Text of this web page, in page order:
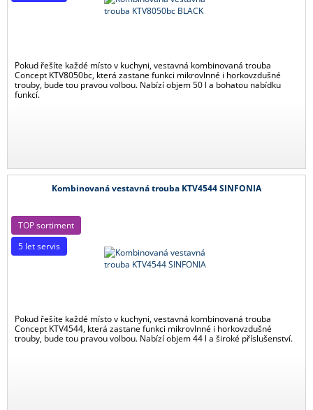
Pokud řešíte každé místo v kuchyni, vestavná kombinovaná trouba
Concept KTV8050bc, která zastane funkci mikrovlnné i horkovzdušné
trouby, bude tou pravou volbou. Nabízí objem 50 l a bohatou nabídku
funkcí.
Kombinovaná vestavná trouba KTV4544 SINFONIA
Pokud řešíte každé místo v kuchyni, vestavná kombinovaná trouba
Concept KTV4544, která zastane funkci mikrovlnné i horkovzdušné
trouby, bude tou pravou volbou. Nabízí objem 44 l a široké příslušenství.
TOP sortiment
5 let servis